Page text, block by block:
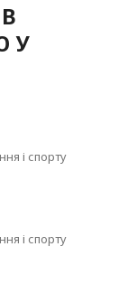
У
і спорту
і спорту